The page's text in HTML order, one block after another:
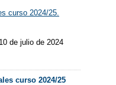
curso 2024/25.
de julio de 2024
curso 2024/25